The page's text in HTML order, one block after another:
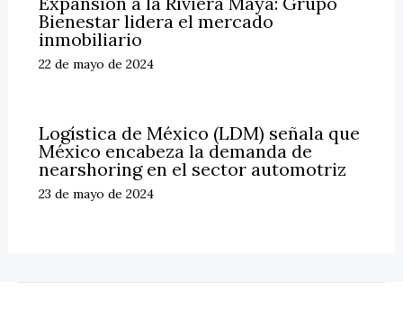
Bienestar lidera el mercado
inmobiliario
22 de mayo de 2024
Logística de México (LDM) señala que
México encabeza la demanda de
nearshoring en el sector automotriz
23 de mayo de 2024